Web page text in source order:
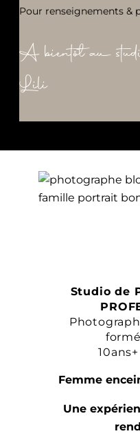
Pour renseignements &
A bientôt au
Lili
Studio de
Femme
Une